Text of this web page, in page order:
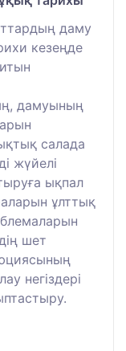
даму
кезеңде
дамуының
салада
жүйелі
ықпал
ұлттық
шет
негіздері